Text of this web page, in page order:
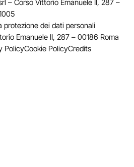
– Corso Vittorio Emanuele II, 287 –
protezione dei dati personali
Emanuele II, 287 – 00186 Roma
PolicyCookie PolicyCredits